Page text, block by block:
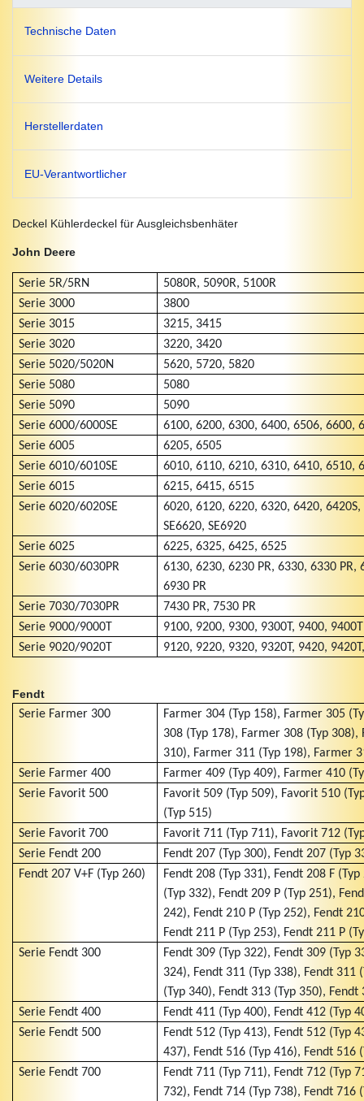
Technische Daten
Weitere Details
Herstellerdaten
EU-Verantwortlicher
Deckel Kühlerdeckel für Ausgleichsbenhäter
John Deere
Serie 5R/5RN
5080R, 5090R, 5100R
Serie 3000
3800
Serie 3015
3215, 3415
Serie 3020
3220, 3420
Serie 5020/5020N
5620, 5720, 5820
Serie 5080
5080
Serie 5090
5090
Serie 6000/6000SE
6100, 6200, 6300, 6400, 6506, 6600,
Serie 6005
6205, 6505
Serie 6010/6010SE
6010, 6110, 6210, 6310, 6410, 6510,
Serie 6015
6215, 6415, 6515
Serie 6020/6020SE
6020, 6120, 6220, 6320, 6420, 6420S,
SE6620, SE6920
Serie 6025
6225, 6325, 6425, 6525
Serie 6030/6030PR
6130, 6230, 6230 PR, 6330, 6330 PR,
6930 PR
Serie 7030/7030PR
7430 PR, 7530 PR
Serie 9000/9000T
9100, 9200, 9300, 9300T, 9400, 9400T
Serie 9020/9020T
9120, 9220, 9320, 9320T, 9420,
Fendt
Serie Farmer 300
Farmer 304 (Typ 158), Farmer 305
308 (Typ 178), Farmer 308 (Typ
310), Farmer 311 (Typ 198), Farmer
Serie Farmer 400
Farmer 409 (Typ 409), Farmer 410
Serie Favorit 500
Favorit 509 (Typ 509), Favorit 510
(Typ 515)
Serie Favorit 700
Favorit 711 (Typ 711), Favorit 712
Serie Fendt 200
Fendt 207 (Typ 300), Fendt 207 (Typ
Fendt 207 V+F (Typ 260)
Fendt 208 (Typ 331), Fendt 208 F
(Typ 332), Fendt 209 P (Typ 251),
242), Fendt 210 P (Typ 252), Fendt
Fendt 211 P (Typ 253), Fendt 211 P
Serie Fendt 300
Fendt 309 (Typ 322), Fendt 309 (Typ
324), Fendt 311 (Typ 338), Fendt 311
(Typ 340), Fendt 313 (Typ 350), Fendt
Serie Fendt 400
Fendt 411 (Typ 400), Fendt 412 (Typ
Serie Fendt 500
Fendt 512 (Typ 413), Fendt 512 (Typ
437), Fendt 516 (Typ 416), Fendt 516
Serie Fendt 700
Fendt 711 (Typ 711), Fendt 712 (Typ
732), Fendt 714 (Typ 738), Fendt 716